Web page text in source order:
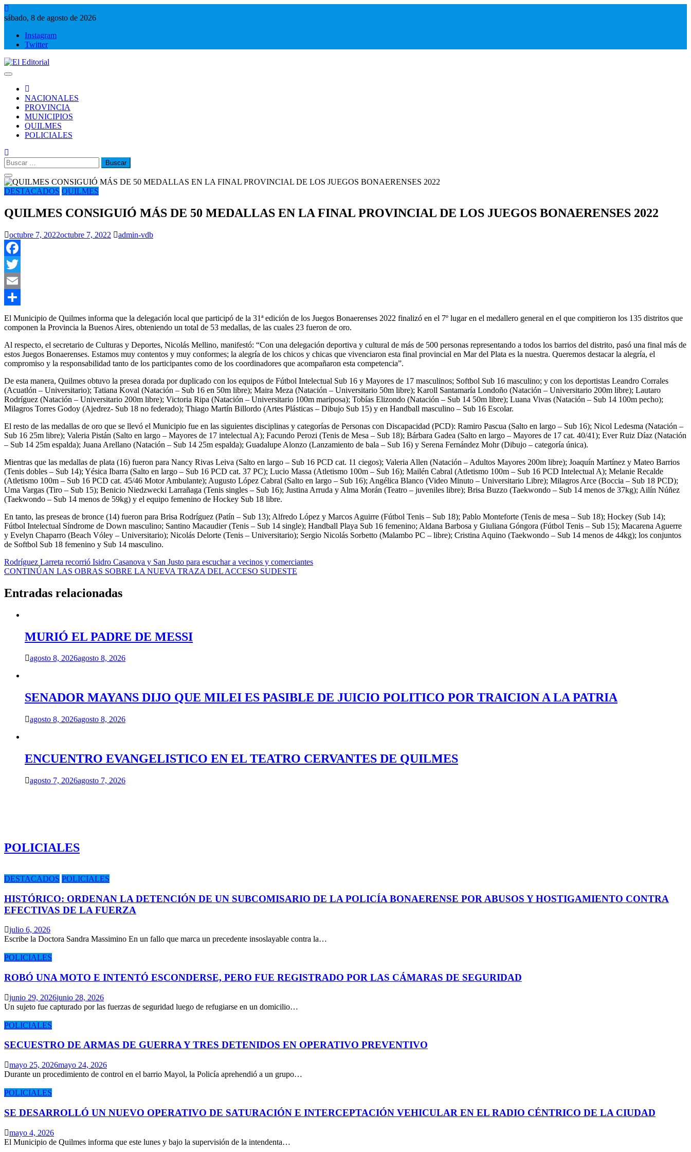
Saltar
al
sábado, 8 de agosto de 2026
Instagram
Twitter
NACIONALES
PROVINCIA
MUNICIPIOS
QUILMES
POLICIALES
Buscar:
DESTACADOS QUILMES
QUILMES CONSIGUIÓ MÁS DE 50 MEDALLAS EN LA FINAL PROVINCIAL DE LOS JUEGOS BONAERENSES 2022
octubre 7, 2022octubre 7, 2022 admin-vdb
Facebook
Twitter
Email
Compartir
El Municipio de Quilmes informa que la delegación local que participó de la 31ª edición de los Juegos Bonaerenses 2022 finalizó en el 7º lugar en el medallero general en el que compitieron los 135 distritos que
componen la Provincia la Buenos Aires, obteniendo un total de 53 medallas, de las cuales 23 fueron de oro.
Al respecto, el secretario de Culturas y Deportes, Nicolás Mellino, manifestó: “Con una delegación deportiva y cultural de más de 500 personas representando a todos los barrios del distrito, pasó una final más de
estos Juegos Bonaerenses. Estamos muy contentos y muy conformes; la alegría de los chicos y chicas que vivenciaron esta final provincial en Mar del Plata es la nuestra. Queremos destacar la alegría, el
compromiso y la responsabilidad tanto de los participantes como de los coordinadores que acompañaron esta competencia”.
De esta manera, Quilmes obtuvo la presea dorada por duplicado con los equipos de Fútbol Intelectual Sub 16 y Mayores de 17 masculinos; Softbol Sub 16 masculino; y con los deportistas Leandro Corrales
(Acuatlón – Universitario); Tatiana Koval (Natación – Sub 16 en 50m libre); Maira Meza (Natación – Universitario 50m libre); Karoll Santamaría Londoño (Natación – Universitario 200m libre); Lautaro
Rodríguez (Natación – Universitario 200m libre); Victoria Ripa (Natación – Universitario 100m mariposa); Tobías Elizondo (Natación – Sub 14 50m libre); Luana Vivas (Natación – Sub 14 100m pecho);
Milagros Torres Godoy (Ajedrez- Sub 18 no federado); Thiago Martín Billordo (Artes Plásticas – Dibujo Sub 15) y en Handball masculino – Sub 16 Escolar.
El resto de las medallas de oro que se llevó el Municipio fue en las siguientes disciplinas y categorías de Personas con Discapacidad (PCD): Ramiro Pascua (Salto en largo – Sub 16); Nicol Ledesma (Natación –
Sub 16 25m libre); Valeria Pistán (Salto en largo – Mayores de 17 intelectual A); Facundo Perozi (Tenis de Mesa – Sub 18); Bárbara Gadea (Salto en largo – Mayores de 17 cat. 40/41); Ever Ruiz Díaz (Natación
– Sub 14 25m espalda); Juana Arellano (Natación – Sub 14 25m espalda); Guadalupe Alonzo (Lanzamiento de bala – Sub 16) y Serena Fernández Mohr (Dibujo – categoría única).
Mientras que las medallas de plata (16) fueron para Nancy Rivas Leiva (Salto en largo – Sub 16 PCD cat. 11 ciegos); Valeria Allen (Natación – Adultos Mayores 200m libre); Joaquín Martínez y Mateo Barrios
(Tenis dobles – Sub 14); Yésica Ibarra (Salto en largo – Sub 16 PCD cat. 37 PC); Lucio Massa (Atletismo 100m – Sub 16); Mailén Cabral (Atletismo 100m – Sub 16 PCD Intelectual A); Melanie Recalde
(Atletismo 100m – Sub 16 PCD cat. 45/46 Motor Ambulante); Augusto López Cabral (Salto en largo – Sub 16); Angélica Blanco (Video Minuto – Universitario Libre); Milagros Arce (Boccia – Sub 18 PCD);
Uma Vargas (Tiro – Sub 15); Benicio Niedzwecki Larrañaga (Tenis singles – Sub 16); Justina Arruda y Alma Morán (Teatro – juveniles libre); Brisa Buzzo (Taekwondo – Sub 14 menos de 37kg); Ailín Núñez
(Taekwondo – Sub 14 menos de 59kg) y el equipo femenino de Hockey Sub 18 libre.
En tanto, las preseas de bronce (14) fueron para Brisa Rodríguez (Patín – Sub 13); Alfredo López y Marcos Aguirre (Fútbol Tenis – Sub 18); Pablo Monteforte (Tenis de mesa – Sub 18); Hockey (Sub 14);
Fútbol Intelectual Síndrome de Down masculino; Santino Macaudier (Tenis – Sub 14 single); Handball Playa Sub 16 femenino; Aldana Barbosa y Giuliana Góngora (Fútbol Tenis – Sub 15); Macarena Aguerre
y Evelyn Chaparro (Beach Vóley – Universitario); Nicolás Delorte (Tenis – Universitario); Sergio Nicolás Sorbetto (Malambo PC – libre); Cristina Aquino (Taekwondo – Sub 14 menos de 44kg); los conjuntos
de Softbol Sub 18 femenino y Sub 14 masculino.
Navegación
de
entradas
Rodríguez Larreta recorrió Isidro Casanova y San Justo para escuchar a vecinos y comerciantes
CONTINÚAN LAS OBRAS SOBRE LA NUEVA TRAZA DEL ACCESO SUDESTE
Entradas relacionadas
MURIÓ EL PADRE DE MESSI
agosto 8, 2026agosto 8, 2026
SENADOR MAYANS DIJO QUE MILEI ES PASIBLE DE JUICIO POLITICO POR TRAICION A LA PATRIA
agosto 8, 2026agosto 8, 2026
ENCUENTRO EVANGELISTICO EN EL TEATRO CERVANTES DE QUILMES
agosto 7, 2026agosto 7, 2026
POLICIALES
DESTACADOS POLICIALES
HISTÓRICO: ORDENAN LA DETENCIÓN DE UN SUBCOMISARIO DE LA POLICÍA BONAERENSE POR ABUSOS Y HOSTIGAMIENTO CONTRA
EFECTIVAS DE LA FUERZA
julio 6, 2026
Escribe la Doctora Sandra Massimino En un fallo que marca un precedente insoslayable contra la…
POLICIALES
ROBÓ UNA MOTO E INTENTÓ ESCONDERSE, PERO FUE REGISTRADO POR LAS CÁMARAS DE SEGURIDAD
junio 29, 2026junio 28, 2026
Un sujeto fue capturado por las fuerzas de seguridad luego de refugiarse en un domicilio…
POLICIALES
SECUESTRO DE ARMAS DE GUERRA Y TRES DETENIDOS EN OPERATIVO PREVENTIVO
mayo 25, 2026mayo 24, 2026
Durante un procedimiento de control en el barrio Mayol, la Policía aprehendió a un grupo…
POLICIALES
SE DESARROLLÓ UN NUEVO OPERATIVO DE SATURACIÓN E INTERCEPTACIÓN VEHICULAR EN EL RADIO CÉNTRICO DE LA CIUDAD
mayo 4, 2026
El Municipio de Quilmes informa que este lunes y bajo la supervisión de la intendenta…